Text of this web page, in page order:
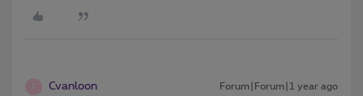
Cvanloon Forum|Forum|1 year ago